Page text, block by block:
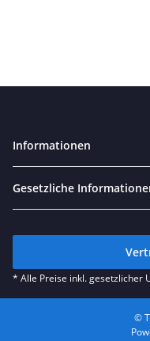
Informationen
Gesetzliche
* Alle Preise inkl. gesetzlicher
©